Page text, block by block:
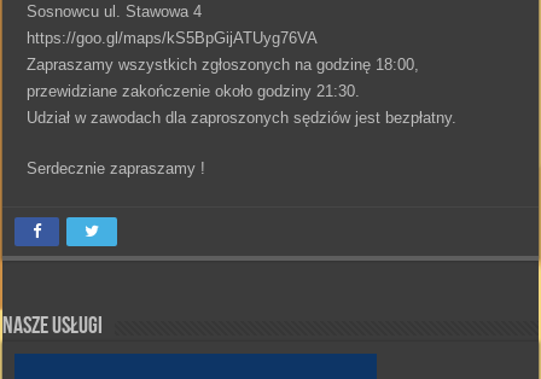
Sosnowcu ul. Stawowa 4
https://goo.gl/maps/kS5BpGijATUyg76VA
Zapraszamy wszystkich zgłoszonych na godzinę 18:00,
przewidziane zakończenie około godziny 21:30.
Udział w zawodach dla zaproszonych sędziów jest bezpłatny.
Serdecznie zapraszamy !
Nasze Usługi